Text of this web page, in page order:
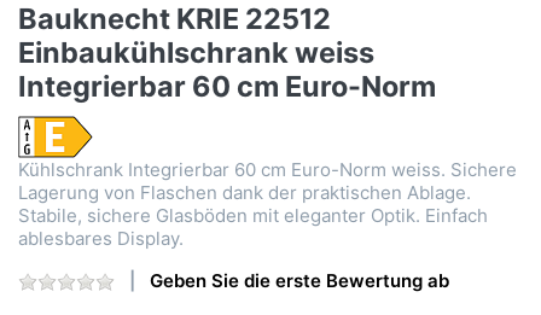
Bauknecht KRIE 22512
Einbaukühlschrank weiss
Integrierbar 60 cm Euro-Norm
Kühlschrank Integrierbar 60 cm Euro-Norm weiss. Sichere
Lagerung von Flaschen dank der praktischen Ablage.
Stabile, sichere Glasböden mit eleganter Optik. Einfach
ablesbares Display.
Geben Sie die erste Bewertung ab